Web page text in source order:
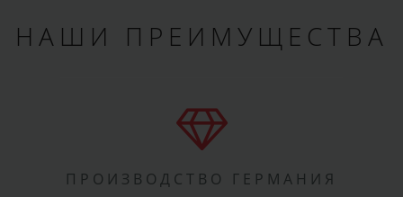
НАШИ ПРЕИМУЩЕСТВА
ПРОИЗВОДСТВО ГЕРМАНИЯ